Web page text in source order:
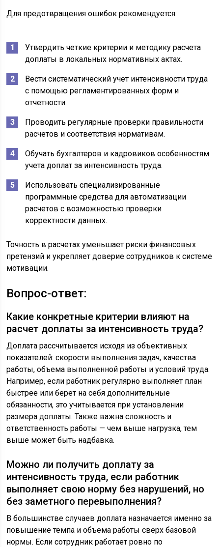
Для предотвращения ошибок рекомендуется:
Утвердить четкие критерии и методику расчета
доплаты в локальных нормативных актах.
Вести систематический учет интенсивности труда
с помощью регламентированных форм и
отчетности.
Проводить регулярные проверки правильности
расчетов и соответствия нормативам.
Обучать бухгалтеров и кадровиков особенностям
учета доплат за интенсивность труда.
Использовать специализированные
программные средства для автоматизации
расчетов с возможностью проверки
корректности данных.
Точность в расчетах уменьшает риски финансовых
претензий и укрепляет доверие сотрудников к системе
мотивации.
Вопрос-ответ:
Какие конкретные критерии влияют на
расчет доплаты за интенсивность труда?
Доплата рассчитывается исходя из объективных
показателей: скорости выполнения задач, качества
работы, объема выполненной работы и условий труда.
Например, если работник регулярно выполняет план
быстрее или берет на себя дополнительные
обязанности, это учитывается при установлении
размера доплаты. Также важна сложность и
ответственность работы — чем выше нагрузка, тем
выше может быть надбавка.
Можно ли получить доплату за
интенсивность труда, если работник
выполняет свою норму без нарушений, но
без заметного перевыполнения?
В большинстве случаев доплата назначается именно за
повышение темпа и объема работы сверх базовой
нормы. Если сотрудник работает ровно по